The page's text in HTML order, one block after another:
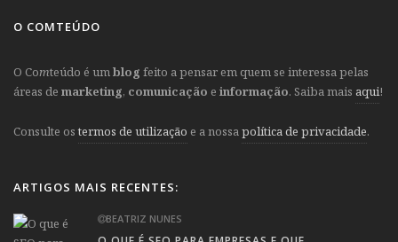
O COMTEÚDO
O Comteúdo é umblog feito a pensar em quem se interessa pelas
áreas de marketing, comunicação e informação. Saiba mais aqui!
Consulte ostermos de utilização e a nossapolítica de privacidade.
ARTIGOS MAIS RECENTES:
BEATRIZ NUNES